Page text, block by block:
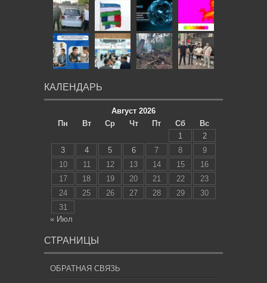
КАЛЕНДАРЬ
Август 2026
Пн
Вт Ср Чт Пт Сб
Вс
1
2
3
4 5 6 7 8
9
10
11 12 13 14 15
16
17
18 19 20 21 22
23
24
25 26 27 28 29
30
31
« Июл
СТРАНИЦЫ
ОБРАТНАЯ СВЯЗЬ